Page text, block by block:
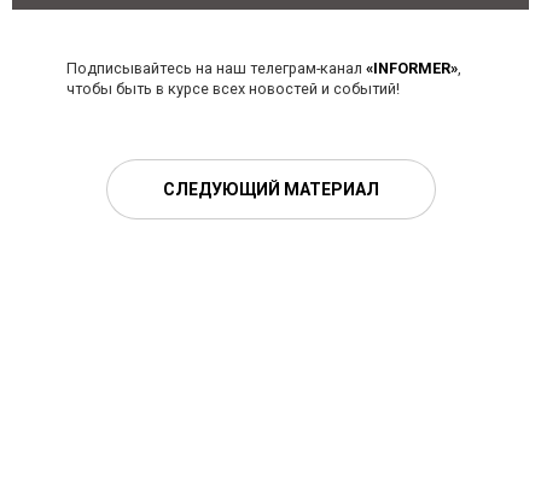
Подписывайтесь на наш телеграм-канал «INFORMER»,
чтобы быть в курсе всех новостей и событий!
СЛЕДУЮЩИЙ МАТЕРИАЛ